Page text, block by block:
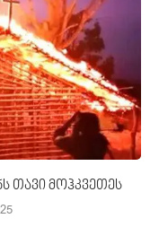
თავი მოჰკვეთეს